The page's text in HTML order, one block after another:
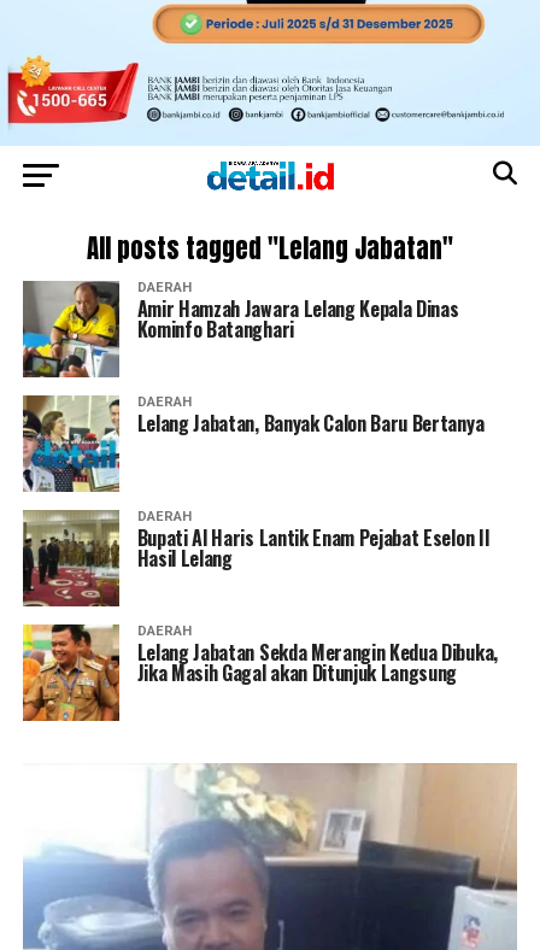
All posts tagged "Lelang Jabatan"
DAERAH
Amir Hamzah Jawara Lelang Kepala Dinas
Kominfo Batanghari
DAERAH
Lelang Jabatan, Banyak Calon Baru Bertanya
DAERAH
Bupati Al Haris Lantik Enam Pejabat Eselon II
Hasil Lelang
DAERAH
Lelang Jabatan Sekda Merangin Kedua Dibuka,
Jika Masih Gagal akan Ditunjuk Langsung